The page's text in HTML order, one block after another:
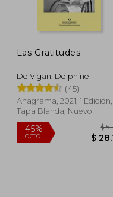
Las Gratitudes
De Vigan, Delphine
(45)
Anagrama, 2021, 1 Edición,
Tapa Blanda, Nuevo